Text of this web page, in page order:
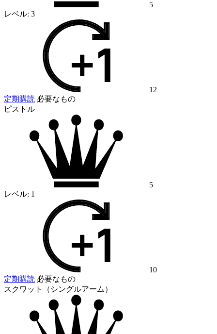
5
レベル: 3
12
定期購読 必要なもの
ピストル
5
レベル: 1
10
定期購読 必要なもの
スクワット（シングルアーム）